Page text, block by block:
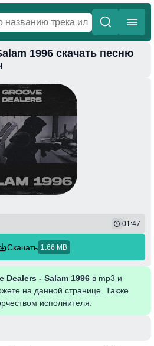
1996 скачать песню
01:47
Скачать 1.66 MB
Dealers - Salam 1996 в mp3 и
на данной странице. Также
исполнителя.